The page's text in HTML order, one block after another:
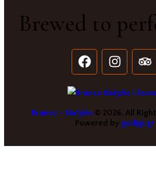
Brewed to
Branco – Nafplio © 2026. All
Powered by godigi.gr